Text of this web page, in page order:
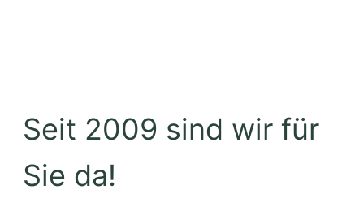
Seit 2009 sind wir für
Sie da!